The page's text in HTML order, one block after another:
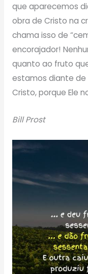
que aparecemos
obra de Cristo na
chama isso de
encorajador!
quanto ao fruto
estamos diante de
Cristo, porque Ele
Bill Prost